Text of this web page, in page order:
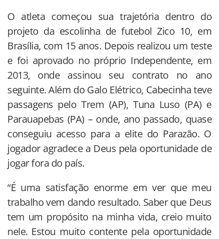
O atleta começou sua trajetória dentro do
projeto da escolinha de futebol Zico 10, em
Brasília, com 15 anos. Depois realizou um teste
e foi aprovado no próprio Independente, em
2013, onde assinou seu contrato no ano
seguinte. Além do Galo Elétrico, Cabecinha teve
passagens pelo Trem (AP), Tuna Luso (PA) e
Parauapebas (PA) – onde, ano passado, quase
conseguiu acesso para a elite do Parazão. O
jogador agradece a Deus pela oportunidade de
jogar fora do país.
“É uma satisfação enorme em ver que meu
trabalho vem dando resultado. Saber que Deus
tem um propósito na minha vida, creio muito
nele. Estou muito contente pela oportunidade